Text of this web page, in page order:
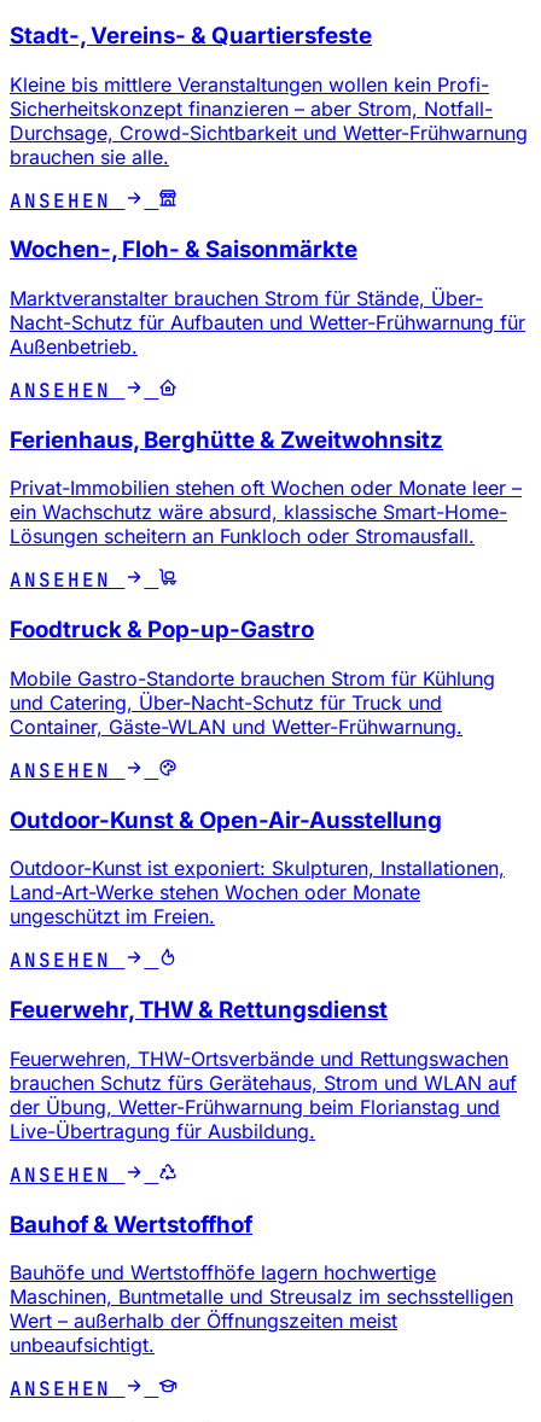
Stadt-, Vereins- & Quartiersfeste
Kleine bis mittlere Veranstaltungen wollen kein Profi-
Sicherheitskonzept finanzieren – aber Strom, Notfall-
Durchsage, Crowd-Sichtbarkeit und Wetter-Frühwarnung
brauchen sie alle.
ANSEHEN
Wochen-, Floh- & Saisonmärkte
Marktveranstalter brauchen Strom für Stände, Über-
Nacht-Schutz für Aufbauten und Wetter-Frühwarnung für
Außenbetrieb.
ANSEHEN
Ferienhaus, Berghütte & Zweitwohnsitz
Privat-Immobilien stehen oft Wochen oder Monate leer –
ein Wachschutz wäre absurd, klassische Smart-Home-
Lösungen scheitern an Funkloch oder Stromausfall.
ANSEHEN
Foodtruck & Pop-up-Gastro
Mobile Gastro-Standorte brauchen Strom für Kühlung
und Catering, Über-Nacht-Schutz für Truck und
Container, Gäste-WLAN und Wetter-Frühwarnung.
ANSEHEN
Outdoor-Kunst & Open-Air-Ausstellung
Outdoor-Kunst ist exponiert: Skulpturen, Installationen,
Land-Art-Werke stehen Wochen oder Monate
ungeschützt im Freien.
ANSEHEN
Feuerwehr, THW & Rettungsdienst
Feuerwehren, THW-Ortsverbände und Rettungswachen
brauchen Schutz fürs Gerätehaus, Strom und WLAN auf
der Übung, Wetter-Frühwarnung beim Florianstag und
Live-Übertragung für Ausbildung.
ANSEHEN
Bauhof & Wertstoffhof
Bauhöfe und Wertstoffhöfe lagern hochwertige
Maschinen, Buntmetalle und Streusalz im sechsstelligen
Wert – außerhalb der Öffnungszeiten meist
unbeaufsichtigt.
ANSEHEN